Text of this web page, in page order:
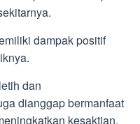
dampak positif
dan
dianggap bermanfaat
kesaktian,